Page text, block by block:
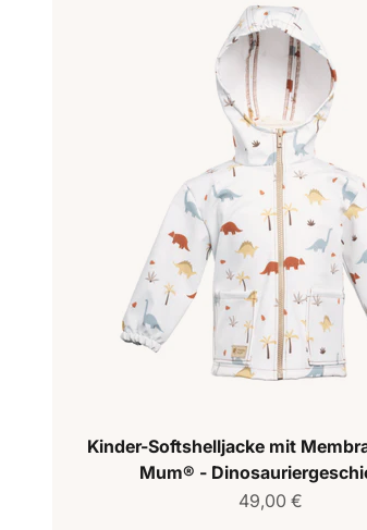
Kinder-Softshelljacke mit
Mum® -
Verkaufspreis
49,00 €